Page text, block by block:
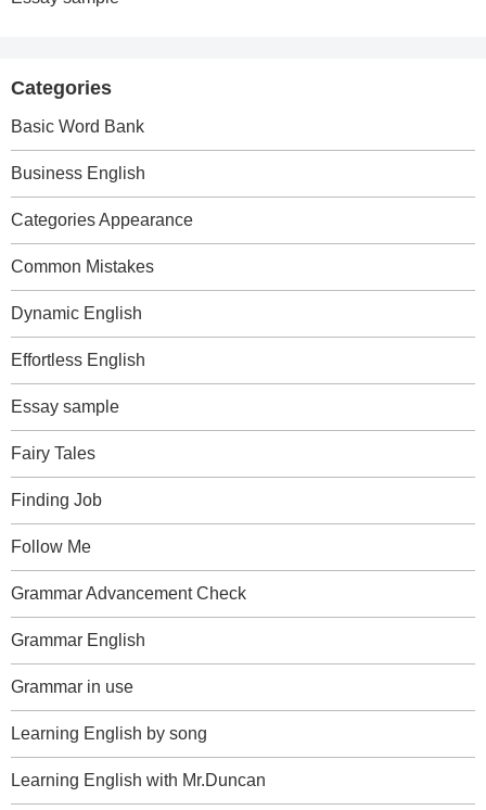
Categories
Basic Word Bank
Business English
Categories Appearance
Common Mistakes
Dynamic English
Effortless English
Essay sample
Fairy Tales
Finding Job
Follow Me
Grammar Advancement Check
Grammar English
Grammar in use
Learning English by song
Learning English with Mr.Duncan